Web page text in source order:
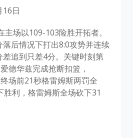
16日
场以109-103险胜开拓者。
后情况下打出8:0攻势并连续
追到只差4分。关键时刻第
德华兹完成抢断扣篮，
终场前21秒格雷姆斯两罚全
胜利，格雷姆斯全场砍下31